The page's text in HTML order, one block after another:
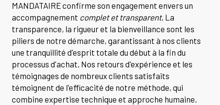
MANDATAIRE confirme son engagement envers un
accompagnement complet et transparent. La
transparence, la rigueur et la bienveillance sont les
piliers de notre démarche, garantissant à nos clients
une tranquillité d'esprit totale du début à la fin du
processus d'achat. Nos retours d'expérience et les
témoignages de nombreux clients satisfaits
témoignent de l'efficacité de notre méthode, qui
combine expertise technique et approche humaine.